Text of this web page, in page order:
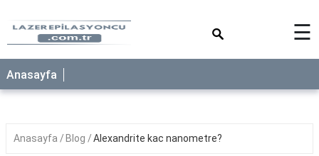
☰
Anasayfa
Anasayfa Blog Alexandrite kac nanometre?